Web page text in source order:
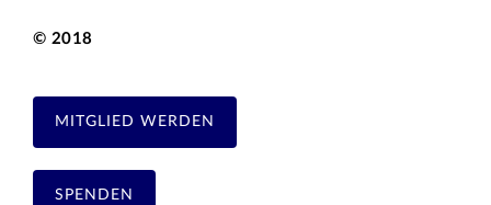
© 2018
MITGLIED WERDEN
SPENDEN